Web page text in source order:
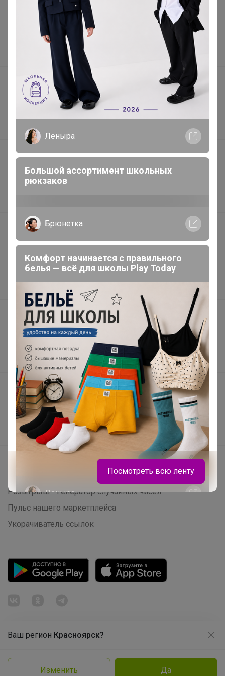
Ваш регион Красноярск?
Изменить Да
Как здесь все устроено?
Как сделать заказ?
Как получить?
Доставка
Шоурумы
Торговые марки
В наличии
Подарочные сертификаты
Реклама на сайте
Поставщикам
support@24-ok.ru
Написать в поддержку
Защита покупателя
Помощь
О нас
Все предложения
Анонсы
Новости
Поддержка альпак
Самое выгодное
Хиты продаж
Самое желанное
Самое быстрое
Начать зарабатывать с 24-ok
Picabox.ru - Лучшее место для ваших изображений
Розыгрыш - Генератор случайных чисел
Пульс нашего маркетплейса
Укорачиватель ссылок
Политика конфиденциальности
Леныра
Большой ассортимент школьных
рюкзаков
Брюнетка
Комфорт начинается с правильного
белья — всё для школы Play Today
Леныра
Детская коллекция качественного и
Посмотреть всю ленту
Продолжая использовать этот сайт и нажимая кнопку